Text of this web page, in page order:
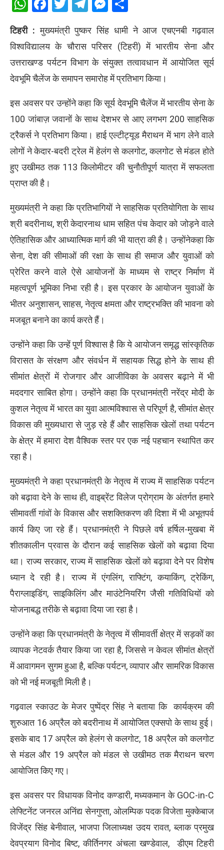
WhatsApp
Facebook
Twitter
Telegram
Messenger
टिहरी : मुख्यमंत्री पुष्कर सिंह धामी ने आज एचएनबी गढ़वाल
विश्वविद्यालय के चौरास परिसर (टिहरी) में भारतीय सेना और
उत्तराखण्ड पर्यटन विभाग के संयुक्त तत्वावधान में आयोजित सूर्य
देवभूमि चैलेंज के समापन समारोह में प्रतिभाग किया।
इस अवसर पर उन्होंने कहा कि सूर्य देवभूमि चैलेंज में भारतीय सेना के
100 जांबाज़ जवानों के साथ देशभर से आए लगभग 200 साहसिक
ट्रैकर्स ने प्रतिभाग किया। हाई एल्टीट्यूड मैराथन में भाग लेने वाले
लोगों ने केदार-बदरी ट्रेल में हेलंग से कलगोट, कलगोट से मंडल होते
हुए उखीमठ तक 113 किलोमीटर की चुनौतीपूर्ण यात्रा में सफलता
प्राप्त की है।
मुख्यमंत्री ने कहा कि प्रतिभागियों ने साहसिक प्रतियोगिता के साथ
श्री बदरीनाथ, श्री केदारनाथ धाम सहित पंच केदार को जोड़ने वाले
ऐतिहासिक और आध्यात्मिक मार्ग की भी यात्रा की है। उन्होंनेकहा कि
सेना, देश की सीमाओं की रक्षा के साथ ही समाज और युवाओं को
प्रेरित करने वाले ऐसे आयोजनों के माध्यम से राष्ट्र निर्माण में
महत्वपूर्ण भूमिका निभा रही है। इस प्रकार के आयोजन युवाओं के
भीतर अनुशासन, साहस, नेतृत्व क्षमता और राष्ट्रभक्ति की भावना को
मजबूत बनाने का कार्य करते हैं।
उन्होंने कहा कि उन्हें पूर्ण विश्वास है कि ये आयोजन समृद्ध सांस्कृतिक
विरासत के संरक्षण और संवर्धन में सहायक सिद्ध होने के साथ ही
सीमांत क्षेत्रों में रोजगार और आजीविका के अवसर बढ़ाने में भी
मददगार साबित होगा। उन्होंने कहा कि प्रधानमंत्री नरेंद्र मोदी के
कुशल नेतृत्व में भारत का युवा आत्मविश्वास से परिपूर्ण है, सीमांत क्षेत्र
विकास की मुख्यधारा से जुड़ रहे हैं और साहसिक खेलों तथा पर्यटन
के क्षेत्र में हमारा देश वैश्विक स्तर पर एक नई पहचान स्थापित कर
रहा है।
मुख्यमंत्री ने कहा प्रधानमंत्री के नेतृत्व में राज्य में साहसिक पर्यटन
को बढ़ावा देने के साथ ही, वाइब्रेंट विलेज प्रोग्राम के अंतर्गत हमारे
सीमावर्ती गांवों के विकास और सशक्तिकरण की दिशा में भी अभूतपर्व
कार्य किए जा रहे हैं। प्रधानमंत्री ने पिछले वर्ष हर्षिल-मुखबा में
शीतकालीन प्रवास के दौरान कई साहसिक खेलों को बढ़ावा दिया
था। राज्य सरकार, राज्य में साहसिक खेलों को बढ़ावा देने पर विशेष
ध्यान दे रही है। राज्य में एंगलिंग, राफ्टिंग, कयाकिंग, ट्रेकिंग,
पैराग्लाइडिंग, साइकिलिंग और माउंटेनियरिंग जैसी गतिविधियों को
योजनाबद्ध तरीके से बढ़ावा दिया जा रहा है।
उन्होंने कहा कि प्रधानमंत्री के नेतृत्व में सीमावर्ती क्षेत्र में सड़कों का
व्यापक नेटवर्क तैयार किया जा रहा है, जिससे न केवल सीमांत क्षेत्रों
में आवागमन सुगम हुआ है, बल्कि पर्यटन, व्यापार और सामरिक विकास
को भी नई मजबूती मिली है।
गढ़वाल स्काउट के मेजर पुष्पेंद्र सिंह ने बताया कि कार्यक्रम की
शुरुआत 16 अप्रैल को बदरीनाथ में आयोजित एक्सपो के साथ हुई।
इसके बाद 17 अप्रैल को हेलंग से कलगोट, 18 अप्रैल को कलगोट
से मंडल और 19 अप्रैल को मंडल से उखीमठ तक मैराथन चरण
आयोजित किए गए।
इस अवसर पर विधायक विनोद कण्डारी, मध्यकमान के GOC-in-C
लेफ्टिनेंट जनरल अनिंद्य सेनगुप्ता, ओलम्पिक पदक विजेता मुक्केबाज
विजेंद्र सिंह बेनीवाल, भाजपा जिलाध्यक्ष उदय रावत, ब्लाक प्रमुख
देवप्रयाग विनोद बिष्ट, कीर्तिनगर अंचला खण्डेवाल, डीएम टिहरी